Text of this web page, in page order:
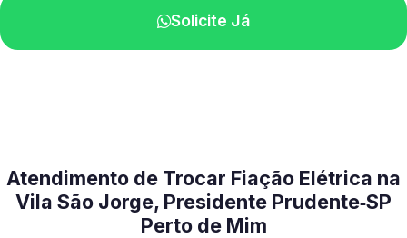
Solicite Já
Atendimento de Trocar Fiação Elétrica na
Vila São Jorge, Presidente Prudente‑SP
Perto de Mim